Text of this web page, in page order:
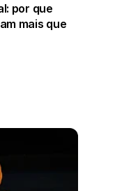
por que
mais que